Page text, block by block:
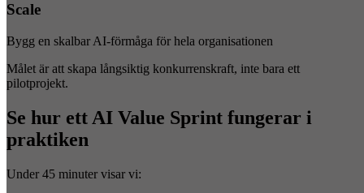
Scale
Bygg en skalbar AI-förmåga för hela organisationen
Målet är att skapa långsiktig konkurrenskraft, inte bara ett
pilotprojekt.
Se hur ett AI Value Sprint fungerar i
praktiken
Under 45 minuter visar vi: